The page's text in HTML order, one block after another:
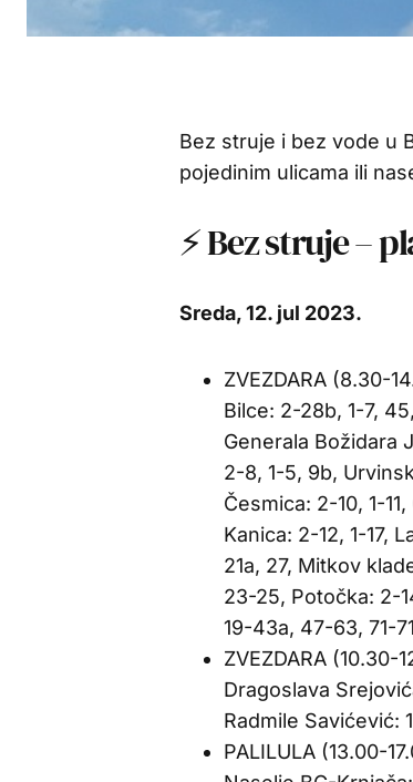
Bez struje i bez vode u
pojedinim ulicama ili
⚡ Bez struje –
Sreda, 12. jul 2023.
ZVEZDARA (8.30-
Bilce: 2-28b, 1-7,
Generala Božidara
2-8, 1-5, 9b,
Česmica: 2-10, 1-
Kanica: 2-12, 1-17,
21a, 27, Mitkov
23-25, Potočka: 2-
19-43a, 47-63, 71-
ZVEZDARA (10.30-
Dragoslava
Radmile Savićević:
PALILULA (13.00-